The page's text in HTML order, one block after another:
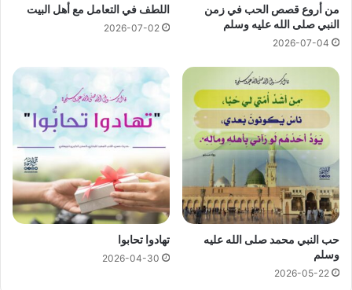
من أروع قصص الحب في زمن
النبي صلى الله عليه وسلم
2026-07-04
اللطف في التعامل مع أهل البيت
2026-07-02
حب النبي محمد صلى الله عليه
وسلم
2026-05-22
تهادوا تحابوا
2026-04-30